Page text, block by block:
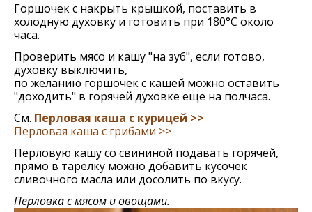
Горшочек с накрыть крышкой, поставить в
холодную духовку и готовить при 180°С около
часа.
Проверить мясо и кашу "на зуб", если готово,
духовку выключить,
по желанию горшочек с кашей можно оставить
"доходить" в горячей духовке еще на полчаса.
См. Перловая каша с курицей >>
Перловая каша с грибами >>
Перловую кашу со свининой подавать горячей,
прямо в тарелку можно добавить кусочек
сливочного масла или досолить по вкусу.
Перловка с мясом и овощами.